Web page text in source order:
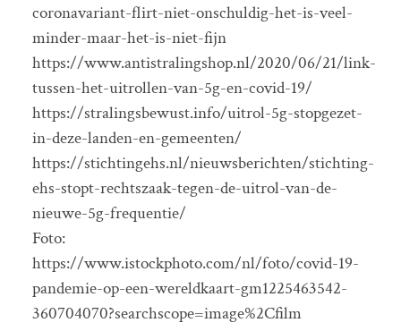
coronavariant-flirt-niet-onschuldig-het-is-veel-
minder-maar-het-is-niet-fijn
https://www.antistralingshop.nl/2020/06/21/link-
tussen-het-uitrollen-van-5g-en-covid-19/
https://stralingsbewust.info/uitrol-5g-stopgezet-
in-deze-landen-en-gemeenten/
https://stichtingehs.nl/nieuwsberichten/stichting-
ehs-stopt-rechtszaak-tegen-de-uitrol-van-de-
nieuwe-5g-frequentie/
Foto:
https://www.istockphoto.com/nl/foto/covid-19-
pandemie-op-een-wereldkaart-gm1225463542-
360704070?searchscope=image%2Cfilm